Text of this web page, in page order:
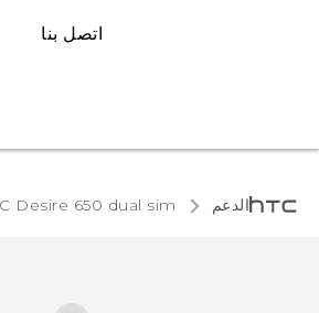
اتصل بنا
الدعم Desire 650 dual sim‎